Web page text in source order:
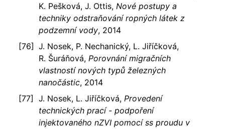
K. Pešková, J. Ottis, Nové postupy a
techniky odstraňování ropných látek z
podzemní vody, 2014
J. Nosek, P. Nechanický, L. Jiříčková,
R. Šuráňová, Porovnání migračních
vlastností nových typů železných
nanočástic, 2014
J. Nosek, L. Jiříčková, Provedení
technických prací - podpoření
injektovaného nZVI pomocí ss proudu v